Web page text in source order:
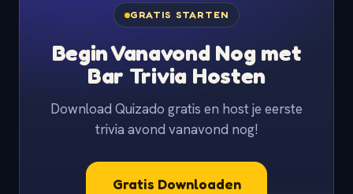
GRATIS STARTEN
Begin Vanavond Nog met
Bar Trivia Hosten
Download Quizado gratis en host je eerste
trivia avond vanavond nog!
Gratis Downloaden